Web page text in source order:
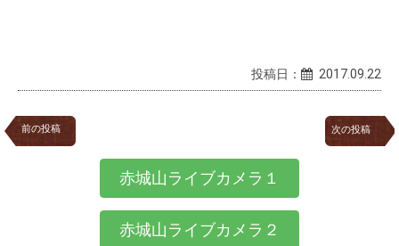
投稿日： 2017.09.22
前の投稿 次の投稿
赤城山ライブカメラ１
赤城山ライブカメラ２